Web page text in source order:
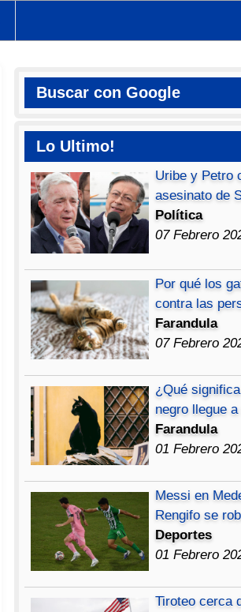
Buscar con Google
Lo Ultimo!
Uribe y Petro
asesinato de
Política
07 Febrero
Por qué los
contra las
Farandula
07 Febrero
¿Qué
negro llegue
Farandula
01 Febrero
Messi en
Rengifo se
Deportes
01 Febrero
Tiroteo cerca